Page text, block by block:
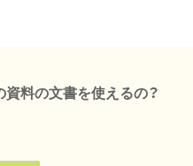
資料の文書を使えるの？